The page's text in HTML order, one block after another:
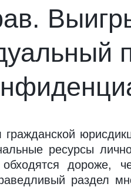
ресурсы
обходятся
раздел